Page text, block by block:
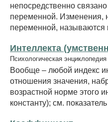
непосредственно
переменной. Изменения,
переменной,
Интеллекта
Психологическая энциклопедия
Вообще – любой индекс
отношения значения,
возрастной норме этого
константу); см.